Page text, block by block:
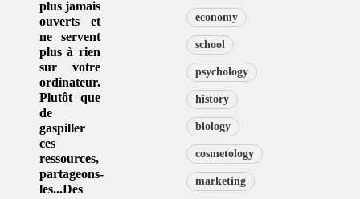
plus jamais
ouverts et
ne servent
plus à rien
sur votre
ordinateur.
Plutôt que
de
gaspiller
ces
ressources,
partageons-
les...Des
economy
school
psychology
history
biology
cosmetology
marketing